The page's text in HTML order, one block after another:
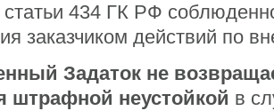
статьи 434 ГК РФ
заказчиком действий по
Задаток не
штрафной неустойкой в